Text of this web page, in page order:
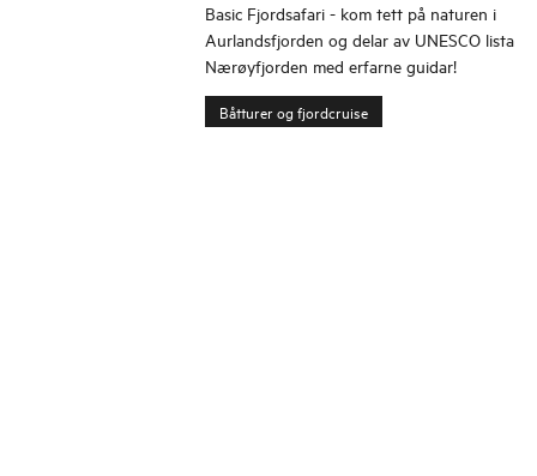
Basic Fjordsafari - kom tett på naturen i
Aurlandsfjorden og delar av UNESCO lista
Nærøyfjorden med erfarne guidar!
Båtturer og fjordcruise